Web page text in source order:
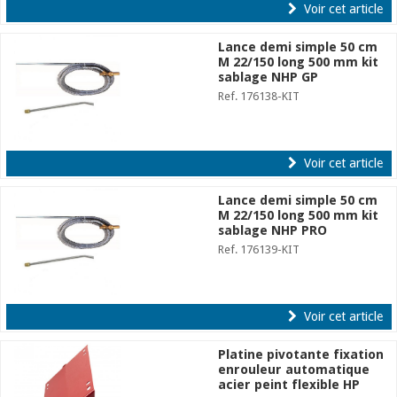
Voir cet article
Lance demi simple 50 cm
M 22/150 long 500 mm kit
sablage NHP GP
Ref. 176138-KIT
Voir cet article
Lance demi simple 50 cm
M 22/150 long 500 mm kit
sablage NHP PRO
Ref. 176139-KIT
Voir cet article
Platine pivotante fixation
enrouleur automatique
acier peint flexible HP